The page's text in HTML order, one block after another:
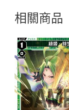
像：
使
LV3
無
LB」
數
量
相關商品